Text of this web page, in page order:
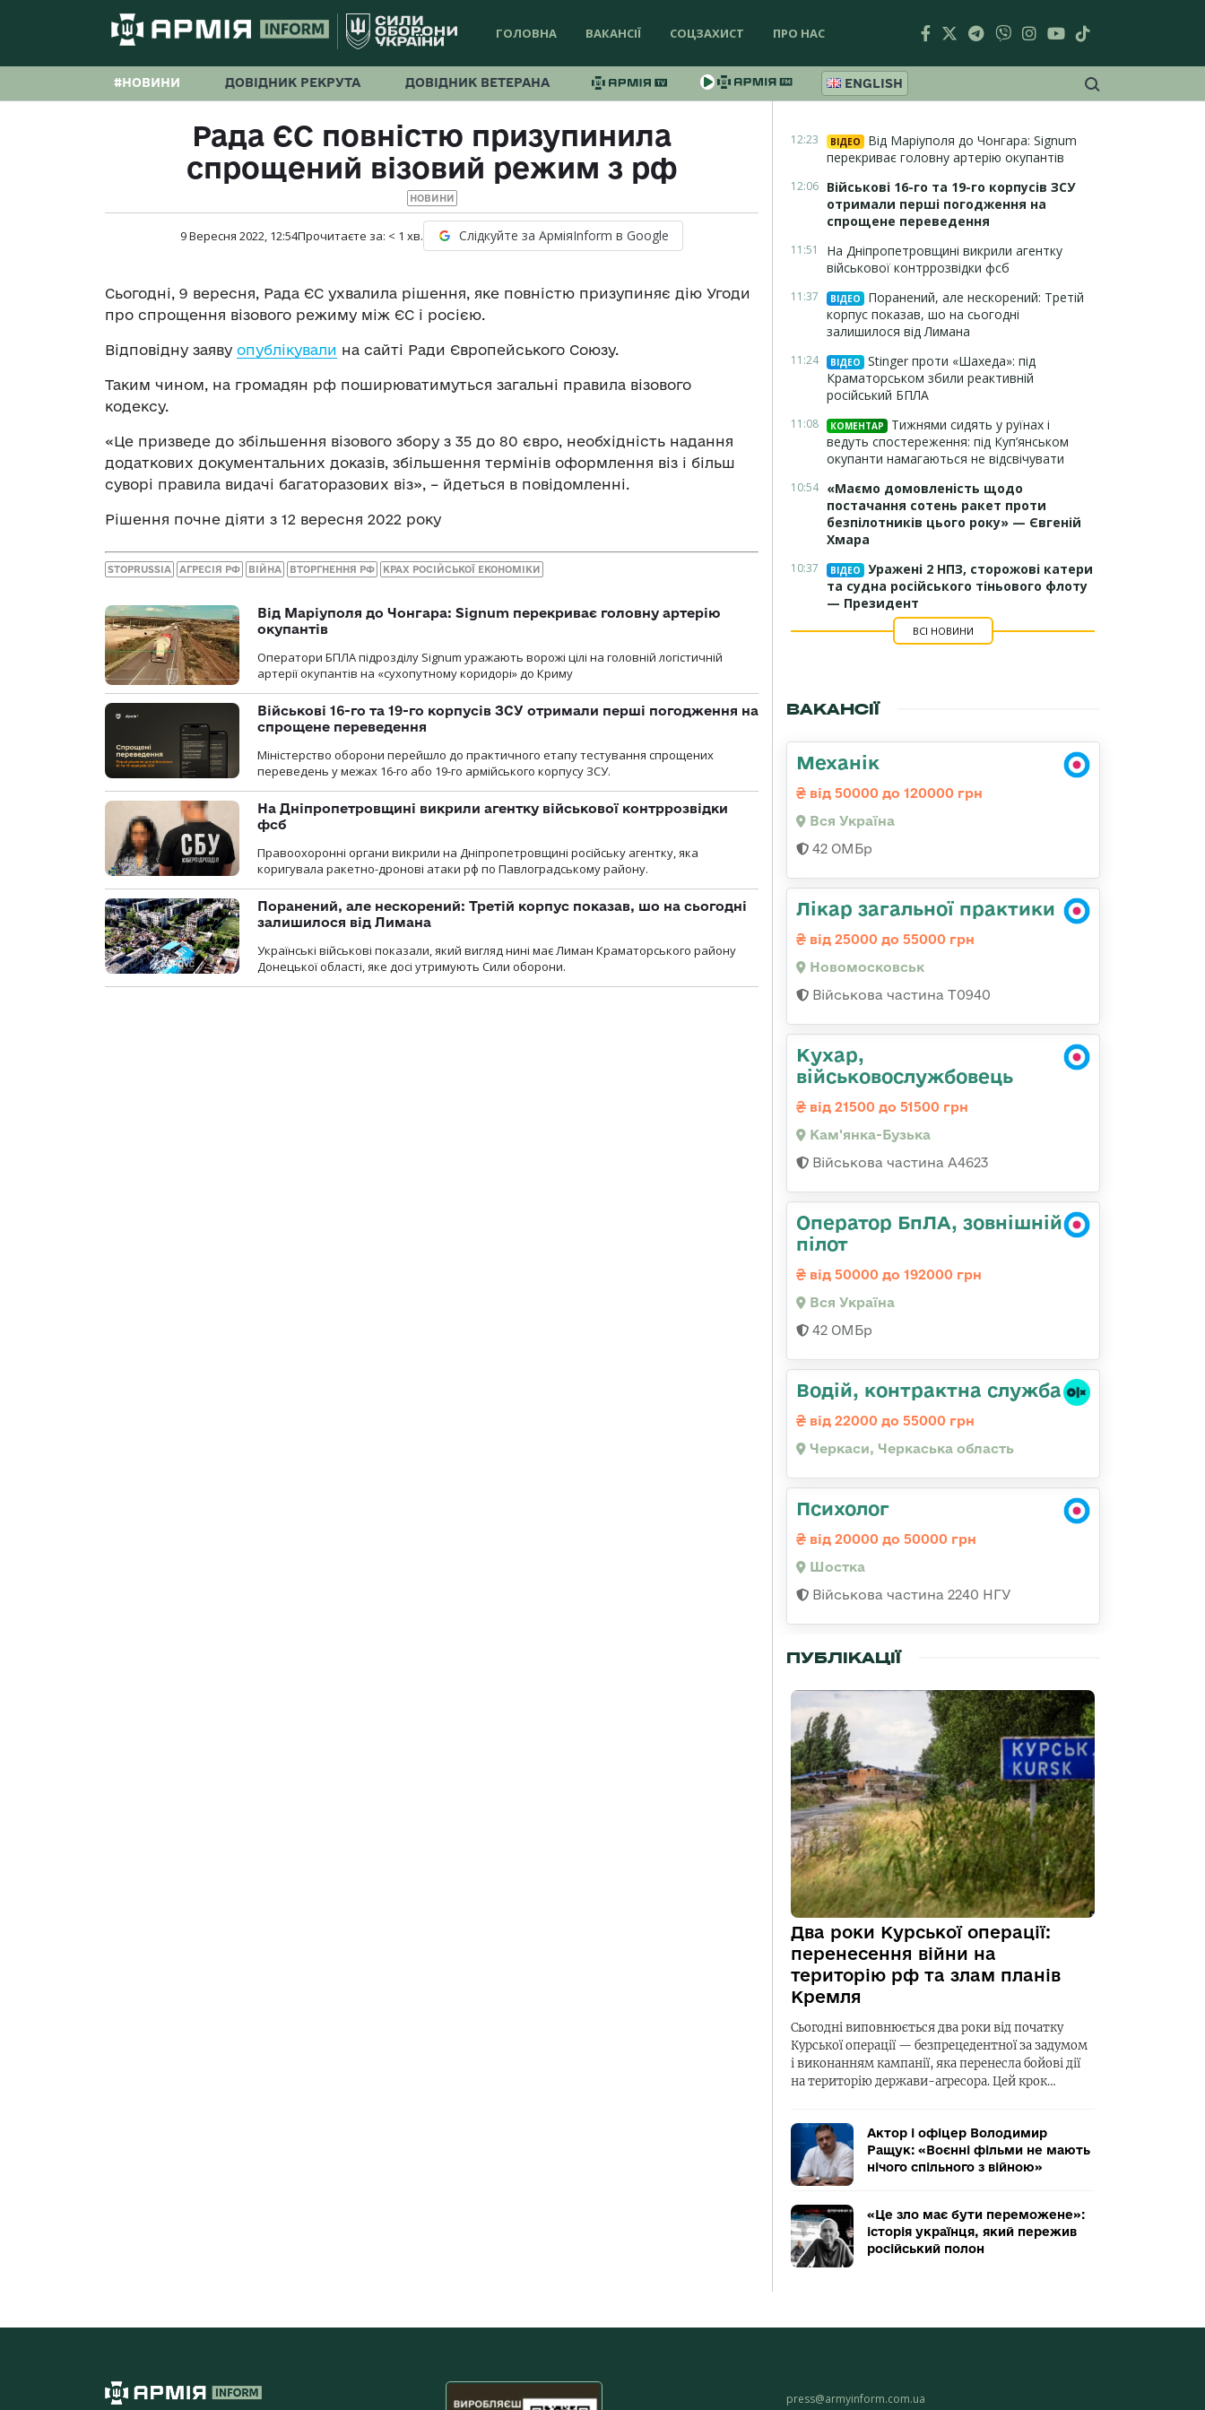
ГОЛОВНА ВАКАНСІЇ СОЦЗАХИСТ ПРО НАС
#НОВИНИ ДОВІДНИК РЕКРУТА ДОВІДНИК ВЕТЕРАНА ENGLISH
Рада ЄС повністю призупинила
спрощений візовий режим з рф
НОВИНИ
9 Вересня 2022, 12:54Прочитаєте за: < 1 хв. Слідкуйте за АрміяInform в Google
Сьогодні, 9 вересня, Рада ЄС ухвалила рішення, яке повністю призупиняє дію Угоди
про спрощення візового режиму між ЄС і росією.
Відповідну заяву опублікували на сайті Ради Європейського Союзу.
Таким чином, на громадян рф поширюватимуться загальні правила візового
кодексу.
«Це призведе до збільшення візового збору з 35 до 80 євро, необхідність надання
додаткових документальних доказів, збільшення термінів оформлення віз і більш
суворі правила видачі багаторазових віз», – йдеться в повідомленні.
Рішення почне діяти з 12 вересня 2022 року
STOPRUSSIA АГРЕСІЯ РФ ВІЙНА ВТОРГНЕННЯ РФ КРАХ РОСІЙСЬКОЇ ЕКОНОМІКИ
Від Маріуполя до Чонгара: Signum перекриває головну артерію
окупантів
Оператори БПЛА підрозділу Signum уражають ворожі цілі на головній логістичній
артерії окупантів на «сухопутному коридорі» до Криму
Військові 16-го та 19-го корпусів ЗСУ отримали перші погодження на
спрощене переведення
Міністерство оборони перейшло до практичного етапу тестування спрощених
переведень у межах 16-го або 19-го армійського корпусу ЗСУ.
На Дніпропетровщині викрили агентку військової контррозвідки
фсб
Правоохоронні органи викрили на Дніпропетровщині російську агентку, яка
коригувала ракетно-дронові атаки рф по Павлоградському району.
Поранений, але нескорений: Третій корпус показав, шо на сьогодні
залишилося від Лимана
Українські військові показали, який вигляд нині має Лиман Краматорського району
Донецької області, яке досі утримують Сили оборони.
12:23 ВІДЕО
Від Маріуполя до Чонгара: Signum
перекриває головну артерію окупантів
12:06 Військові 16-го та 19-го корпусів ЗСУ
отримали перші погодження на
спрощене переведення
11:51
На Дніпропетровщині викрили агентку
військової контррозвідки фсб
11:37 ВІДЕО
Поранений, але нескорений: Третій
корпус показав, шо на сьогодні
залишилося від Лимана
11:24 ВІДЕО
Stinger проти «Шахеда»: під
Краматорськом збили реактивній
російський БПЛА
11:08 КОМЕНТАР
Тижнями сидять у руїнах і
ведуть спостереження: під Куп’янськом
окупанти намагаються не відсвічувати
10:54 «Маємо домовленість щодо
постачання сотень ракет проти
безпілотників цього року» — Євгеній
Хмара
10:37 ВІДЕО
Уражені 2 НПЗ, сторожові катери
та судна російського тіньового флоту
— Президент
ВСІ НОВИНИ
ВАКАНСІЇ
Механік
від 50000 до 120000 грн
Вся Україна
42 ОМБр
Лікар загальної практики
від 25000 до 55000 грн
Новомосковськ
Військова частина Т0940
Кухар,
військовослужбовець
від 21500 до 51500 грн
Кам'янка-Бузька
Військова частина А4623
Оператор БпЛА, зовнішній
пілот
від 50000 до 192000 грн
Вся Україна
42 ОМБр
Водій, контрактна служба
від 22000 до 55000 грн
Черкаси, Черкаська область
Психолог
від 20000 до 50000 грн
Шостка
Військова частина 2240 НГУ
ПУБЛІКАЦІЇ
Два роки Курської операції:
перенесення війни на
територію рф та злам планів
Кремля
Сьогодні виповнюється два роки від початку
Курської операції — безпрецедентної за задумом
і виконанням кампанії, яка перенесла бойові дії
на територію держави-агресора. Цей крок…
Актор і офіцер Володимир
Ращук: «Воєнні фільми не мають
нічого спільного з війною»
«Це зло має бути переможене»:
історія українця, який пережив
російський полон
press@armyinform.com.ua